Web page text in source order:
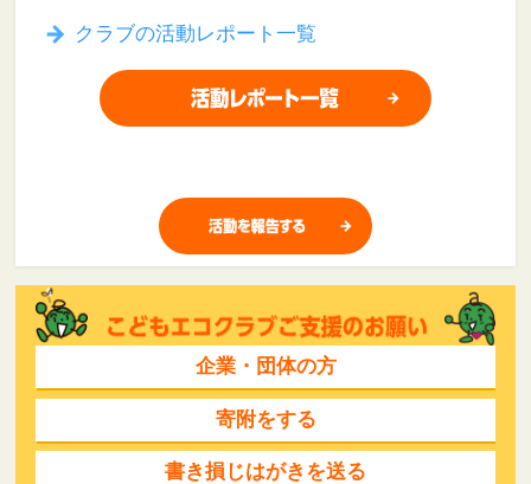
クラブの活動レポート一覧
企業・団体の方
寄附をする
書き損じはがきを送る